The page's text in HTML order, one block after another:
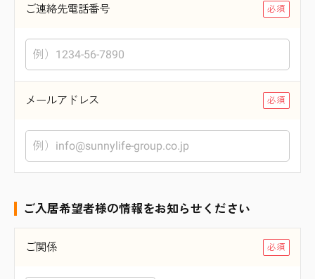
ご連絡先電話番号
メールアドレス
ご入居希望者様の情報をお知らせください
ご関係